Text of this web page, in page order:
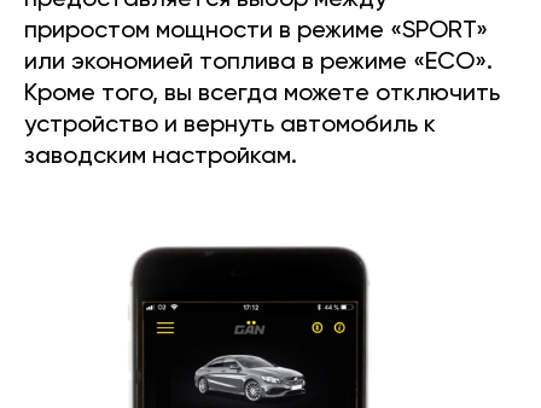
приростом мощности в режиме «SPORT»
или экономией топлива в режиме «ECO».
Кроме того, вы всегда можете отключить
устройство и вернуть автомобиль к
заводским настройкам.